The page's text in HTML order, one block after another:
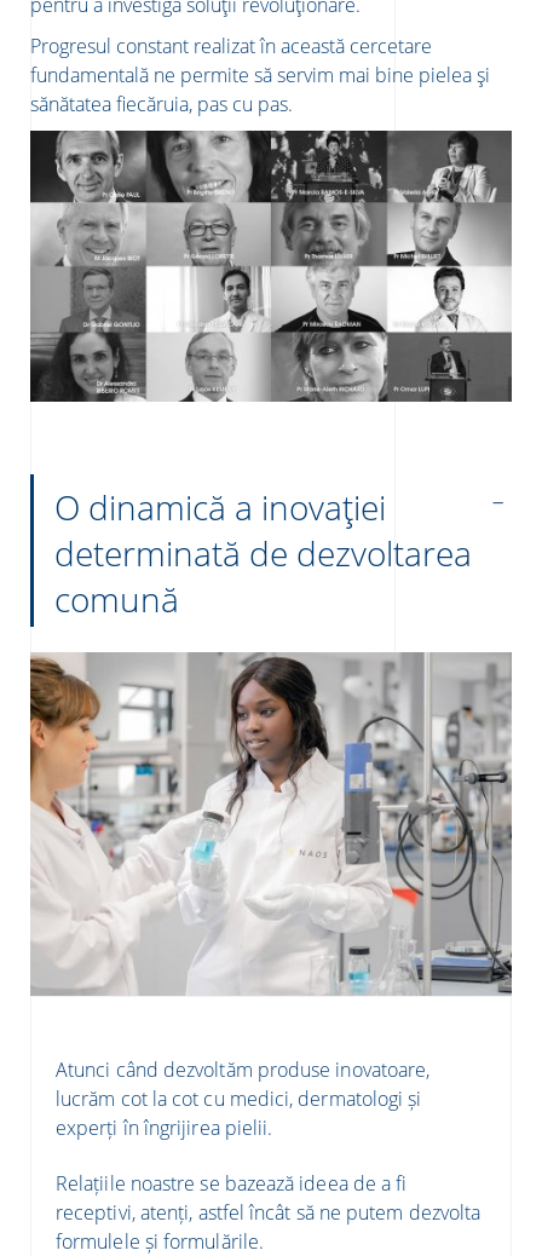
Progresul constant realizat în această cercetare
fundamentală ne permite să servim mai bine pielea și
sănătatea fiecăruia, pas cu pas.
O dinamică a inovației
determinată de dezvoltarea
comună
Atunci când dezvoltăm produse inovatoare,
lucrăm cot la cot cu medici, dermatologi și
experți în îngrijirea pielii.
Relațiile noastre se bazează ideea de a fi
receptivi, atenți, astfel încât să ne putem dezvolta
formulele și formulările.